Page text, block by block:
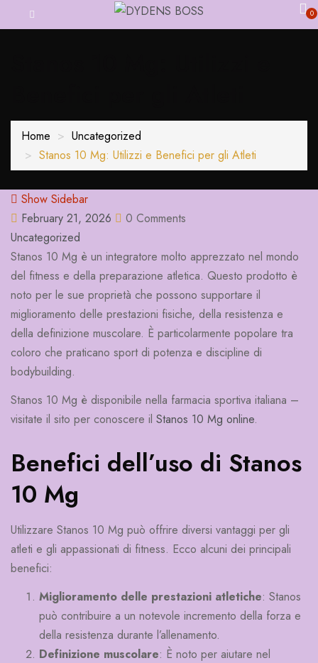
0
Home
Uncategorized
Stanos 10 Mg: Utilizzi e Benefici per gli Atleti
Show Sidebar
February 21, 2026
0 Comments
Uncategorized
Stanos 10 Mg è un integratore molto apprezzato nel mondo
del fitness e della preparazione atletica. Questo prodotto è
noto per le sue proprietà che possono supportare il
miglioramento delle prestazioni fisiche, della resistenza e
della definizione muscolare. È particolarmente popolare tra
coloro che praticano sport di potenza e discipline di
bodybuilding.
Stanos 10 Mg è disponibile nella farmacia sportiva italiana –
visitate il sito per conoscere il Stanos 10 Mg online.
Benefici dell’uso di Stanos
10 Mg
Utilizzare Stanos 10 Mg può offrire diversi vantaggi per gli
atleti e gli appassionati di fitness. Ecco alcuni dei principali
benefici:
Miglioramento delle prestazioni atletiche: Stanos
può contribuire a un notevole incremento della forza e
della resistenza durante l’allenamento.
Definizione muscolare: È noto per aiutare nel